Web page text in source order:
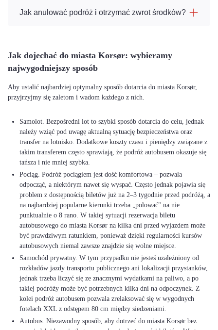
Jak anulować podróż i otrzymać zwrot środków?
Jak dojechać do miasta Korsør: wybieramy
najwygodniejszy sposób
Aby ustalić najbardziej optymalny sposób dotarcia do miasta Korsør,
przyjrzyjmy się zaletom i wadom każdego z nich.
Samolot. Bezpośredni lot to szybki sposób dotarcia do celu, jednak
należy wziąć pod uwagę aktualną sytuację bezpieczeństwa oraz
transfer na lotnisko. Dodatkowe koszty czasu i pieniędzy związane z
takim transferem często sprawiają, że podróż autobusem okazuje się
tańsza i nie mniej szybka.
Pociąg. Podróż pociągiem jest dość komfortowa – pozwala
odpocząć, a niektórym nawet się wyspać. Często jednak pojawia się
problem z dostępnością biletów już na 2–3 tygodnie przed podróżą, a
na najbardziej popularne kierunki trzeba „polować" na nie
punktualnie o 8 rano. W takiej sytuacji rezerwacja biletu
autobusowego do miasta Korsør na kilka dni przed wyjazdem może
być prawdziwym ratunkiem, ponieważ dzięki regularności kursów
autobusowych niemal zawsze znajdzie się wolne miejsce.
Samochód prywatny. W tym przypadku nie jesteś uzależniony od
rozkładów jazdy transportu publicznego ani lokalizacji przystanków,
jednak trzeba liczyć się ze znacznymi wydatkami na paliwo, a po
takiej podróży może być potrzebnych kilka dni na odpoczynek. Z
kolei podróż autobusem pozwala zrelaksować się w wygodnych
fotelach XXL z odstępem 80 cm między siedzeniami.
Autobus. Niezawodny sposób, aby dotrzeć do miasta Korsør bez